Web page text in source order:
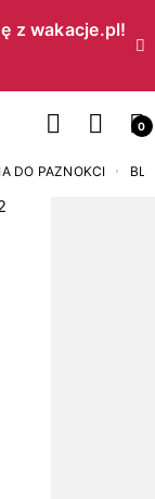
z wakacje.pl!​
0
DO PAZNOKCI